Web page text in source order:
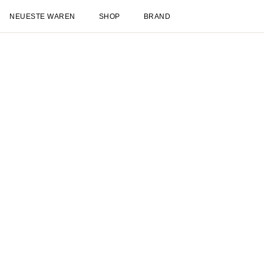
NEUESTE WAREN SHOP BRAND